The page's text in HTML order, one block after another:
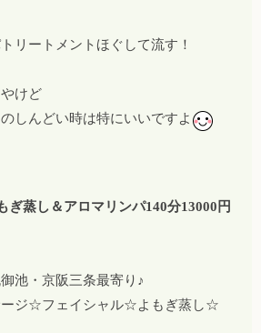
リートメントほぐして流す！
けど
しんどい時は特にいいですよ
蒸し＆アロマリンパ140分13000円
池・京阪三条最寄り♪
ージ☆フェイシャル☆よもぎ蒸し☆